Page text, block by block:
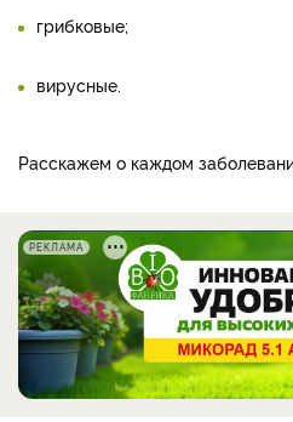
грибковые;
вирусные.
Расскажем о каждом
РЕКЛАМА